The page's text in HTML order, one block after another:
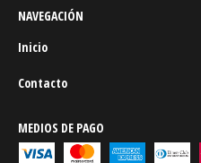
NAVEGACIÓN
Inicio
Contacto
MEDIOS DE PAGO